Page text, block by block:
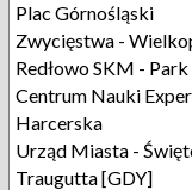
Plac Górnośląski
Zwycięstwa -
Redłowo SKM -
Centrum Nauki
Harcerska
Urząd Miasta -
Traugutta [GDY]